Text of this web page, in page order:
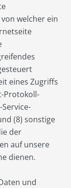
welcher ein
eines Zugriffs
Protokoll-
(8) sonstige
der
auf unsere
dienen.
und